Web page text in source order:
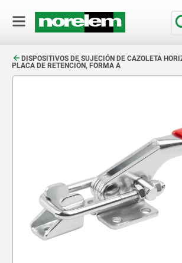
DISPOSITIVOS DE SUJECIÓN DE CAZOLETA
PLACA DE RETENCIÓN, FORMA A